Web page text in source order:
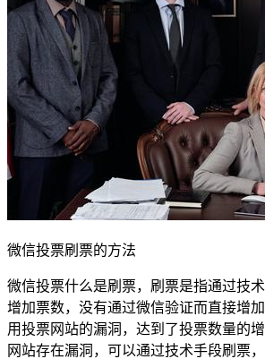
微信投票刷票的方法
微信投票什么是刷票，刷票是指通过技
增加票数，没有通过微信验证而直接增
用投票网站的漏洞，达到了投票数量的
网站存在漏洞，可以通过技术手段刷票